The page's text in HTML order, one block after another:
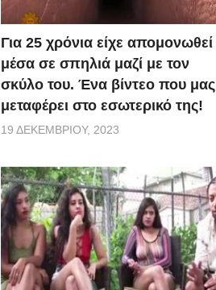
Για 25 χρόνια είχε απομονωθεί
μέσα σε σπηλιά μαζί με τον
σκύλο του. Ένα βίντεο που μας
μεταφέρει στο εσωτερικό της!
19 ΔΕΚΕΜΒΡΊΟΥ, 2023